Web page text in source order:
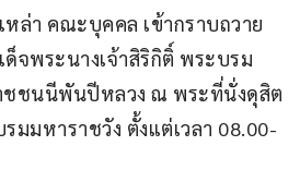
ล่า คณะบุคคล เข้ากราบถวาย
จพระนางเจ้าสิริกิติ์ พระบรม
ชชนนีพันปีหลวง ณ พระที่นั่งดุสิต
มมหาราชวัง ตั้งแต่เวลา 08.00-